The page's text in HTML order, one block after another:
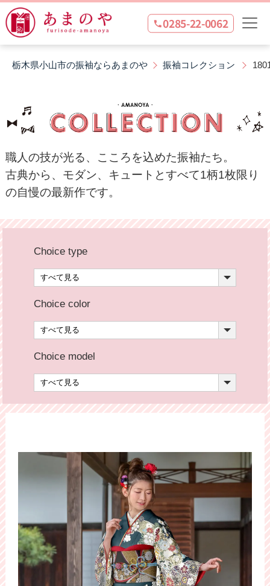
0285-22-0062
栃木県小山市の振袖ならあまのや 振袖コレクション
職人の技が光る、こころを込めた振袖たち。
古典から、モダン、キュートとすべて1柄1枚限り
の自慢の最新作です。
Choice type
Choice color
Choice model